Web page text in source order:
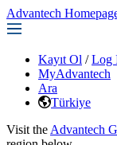
Advantech
Kayıt Ol / Log
MyAdvantech
Ara
Türkiye
Visit the Advantech